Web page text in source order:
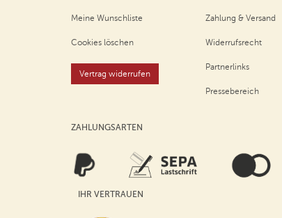
Meine Wunschliste
Cookies löschen
Vertrag widerrufen
Zahlung & Versand
Widerrufsrecht
Partnerlinks
Pressebereich
ZAHLUNGSARTEN
IHR VERTRAUEN